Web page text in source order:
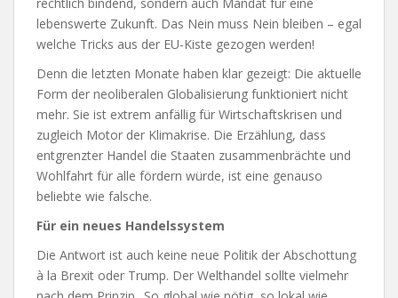
lebenswerte Zukunft. Das Nein muss Nein bleiben – egal
welche Tricks aus der EU-Kiste gezogen werden!
Denn die letzten Monate haben klar gezeigt: Die aktuelle
Form der neoliberalen Globalisierung funktioniert nicht
mehr. Sie ist extrem anfällig für Wirtschaftskrisen und
zugleich Motor der Klimakrise. Die Erzählung, dass
entgrenzter Handel die Staaten zusammenbrächte und
Wohlfahrt für alle fördern würde, ist eine genauso
beliebte wie falsche.
Für ein neues Handelssystem
Die Antwort ist auch keine neue Politik der Abschottung
à la Brexit oder Trump. Der Welthandel sollte vielmehr